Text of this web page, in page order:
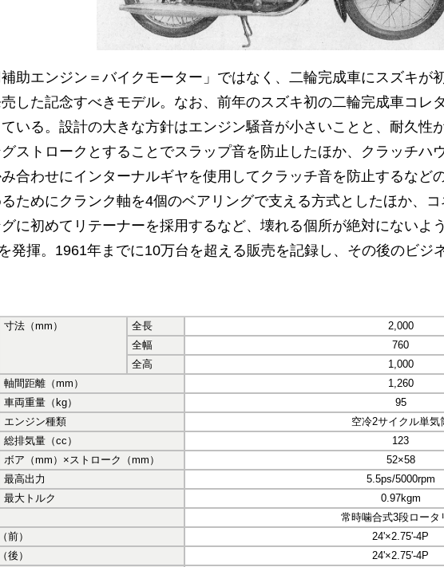
補助エンジン＝バイクモーター」ではなく、二輪完成車にスズキが
した記念すべきモデル。なお、前年のスズキ初の二輪完成車コレ
いる。設計の大きな方針はエンジン騒音が小さいことと、耐久性
ストロークとすることでスラップ音を防止したほか、クラッチハ
合わせにインターナルギヤを使用してクラッチ音を防止するなど
ためにクランク軸を4個のベアリングで支える方式としたほか、
に初めてリテーナーを採用するなど、壊れる個所が絶対にないよ
発揮。1961年までに10万台を超える販売を記録し、その後のビジ
寸法（mm） 全長
2,000
全幅
760
全高
1,000
軸間距離（mm）
1,260
車両重量（kg）
95
エンジン種類
空冷2サイクル単気
総排気量（cc）
123
ボア（mm）×ストローク（mm）
52×58
最高出力
5.5ps/5000rpm
最大トルク
0.97kgm
常時噛合式3段ロータ
前）
24'×2.75'-4P
後）
24'×2.75'-4P